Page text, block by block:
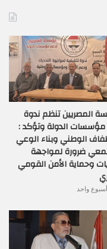
المصريين تنظم ندوة
الدولة وتؤكد :
الوطني وبناء الوعي
ضرورة لمواجهة
وحماية الأمن القومي
واحد